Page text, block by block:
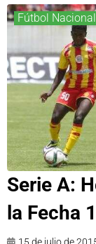
Fútbol Nacional
Serie A:
la Fecha